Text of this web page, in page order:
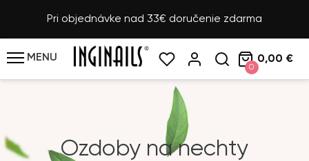
Pri objednávke nad 33€ doručenie zdarma
MENU
0
0,00 €
Ozdoby na nechty